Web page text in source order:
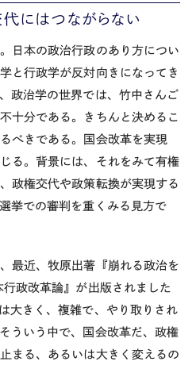
にはつながらない
日本の政治行政のあり方につい
と行政学が反対向きになってき
政治学の世界では、竹中さんご
十分である。きちんと決めるこ
べきである。国会改革を実現
る。背景には、それをみて有権
政権交代や政策転換が実現する
挙での審判を重くみる見方で
最近、牧原出著『崩れる政治を
行政改革論』が出版されました
大きく、複雑で、やり取りされ
ういう中で、国会改革だ、政権
まる、あるいは大きく変えるの